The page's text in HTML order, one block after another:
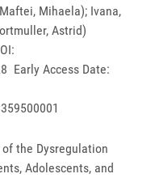
Mihaela); Ivana,
Astrid)
Early Access Date:
the Dysregulation
Adolescents, and